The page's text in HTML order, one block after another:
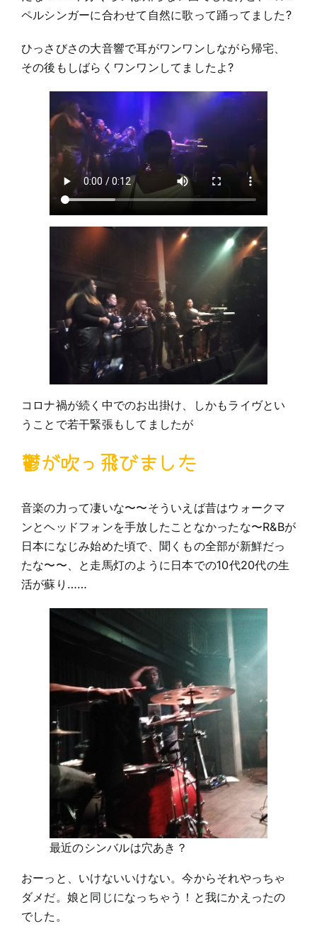
ペルシンガーに合わせて自然に歌って踊ってました?
ひっさびさの大音響で耳がワンワンしながら帰宅、
その後もしばらくワンワンしてましたよ?
コロナ禍が続く中でのお出掛け、しかもライヴとい
うことで若干緊張もしてましたが
鬱が吹っ飛びました
音楽の力って凄いな〜〜そういえば昔はウォークマ
ンとヘッドフォンを手放したことなかったな〜R&Bが
日本になじみ始めた頃で、聞くもの全部が新鮮だっ
たな〜〜、と走馬灯のように日本での10代20代の生
活が蘇り……
最近のシンバルは穴あき？
おーっと、いけないいけない。今からそれやっちゃ
ダメだ。娘と同じになっちゃう！と我にかえったの
でした。